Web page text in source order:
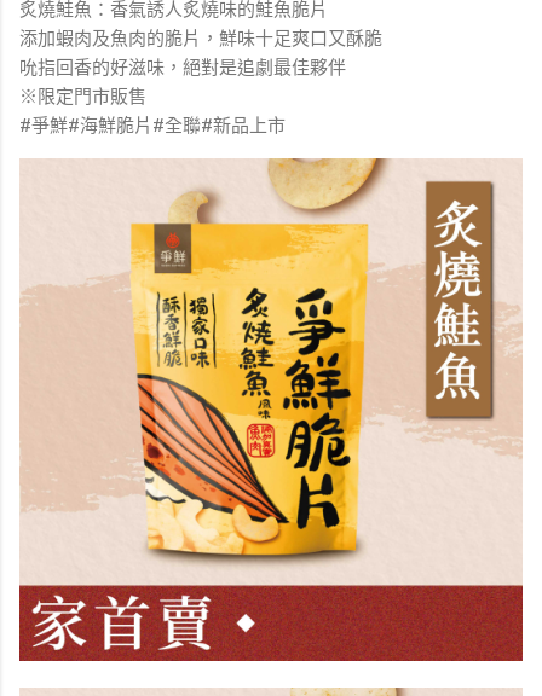
炙燒鮭魚：香氣誘人炙燒味的鮭魚脆片
添加蝦肉及魚肉的脆片，鮮味十足爽口又酥脆
吮指回香的好滋味，絕對是追劇最佳夥伴
※限定門市販售
#爭鮮#海鮮脆片#全聯#新品上市